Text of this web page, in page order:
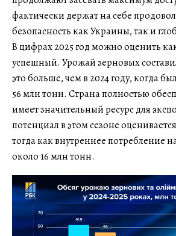
фактически держат на себе
безопасность как Украины, так и
В цифрах 2025 год можно оценить
успешный. Урожай зерновых
это больше, чем в 2024 году, когда
56 млн тонн. Страна полностью
имеет значительный ресурс для
потенциал в этом сезоне
тогда как внутреннее потребление
около 16 млн тонн.